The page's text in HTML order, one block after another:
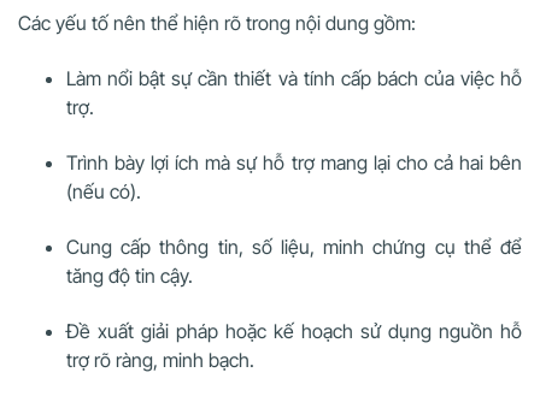
Các yếu tố nên thể hiện rõ trong nội dung gồm:
Làm nổi bật sự cần thiết và tính cấp bách của việc hỗ
trợ.
Trình bày lợi ích mà sự hỗ trợ mang lại cho cả hai bên
(nếu có).
Cung cấp thông tin, số liệu, minh chứng cụ thể để
tăng độ tin cậy.
Đề xuất giải pháp hoặc kế hoạch sử dụng nguồn hỗ
trợ rõ ràng, minh bạch.